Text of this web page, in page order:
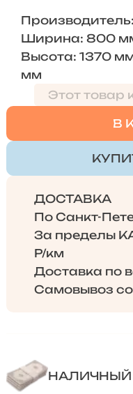
Производитель:
Ширина: 800
Высота: 1370
мм
Этот товар
В
ДОСТАВКА
По Санкт-
За пределы
Р/км
Доставка по
Самовывоз
НАЛИЧНЫЙ